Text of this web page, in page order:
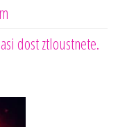
dost ztloustnete.